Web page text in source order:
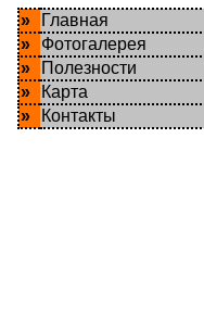
»
Главная
»
Фотогалерея
»
Полезности
»
Карта
»
Контакты